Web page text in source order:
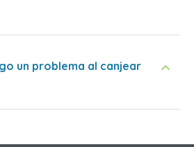
un problema al canjear